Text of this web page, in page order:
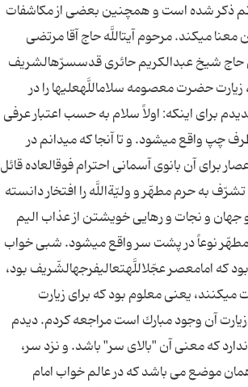
ذكر شده است و همچنین بعضى از مكاشفات
مى‏كند. مرحوم آیت‏اللَّه حاج آقا مرتضى
حاج شیخ عبدالكریم حائرى قدس‏سرّه‏الشریف
حضرت معصومه سلام‏اللَّه‏علیها را در
براى اینكه: اولاً سلام به حسب اعتبار عرفى
چپ واقع مى‏شود. و تا آنجا كه مى‏دانم در
آن بانوى آسمانى احترام فوق‏العاده قائل
به حرم مطهّر و ولیّةاللَّه را افتخار دانسته
و نجات و رهایى خویشتن از عذاب الیم
نوعاً در پشت سر واقع مى‏شود. شبى خواب
كه امام‏عصر عجّل‏اللَّه‏تعالى‏فرجه‏الشّریف بود،
یعنى معلوم بود كه براى زیارت
آن وجود مبارك است مراجعه كردم. دیدم
كه معنى آن "بالاى سر" باشد. و نزد سر،
موضع مى باشد كه در عالم خواب امام